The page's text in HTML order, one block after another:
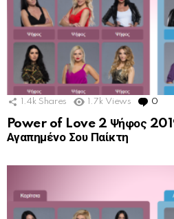
1.4k Shares 1.7k Views 0
Power of Love 2 Ψήφος
Αγαπημένο Σου Παίκτη